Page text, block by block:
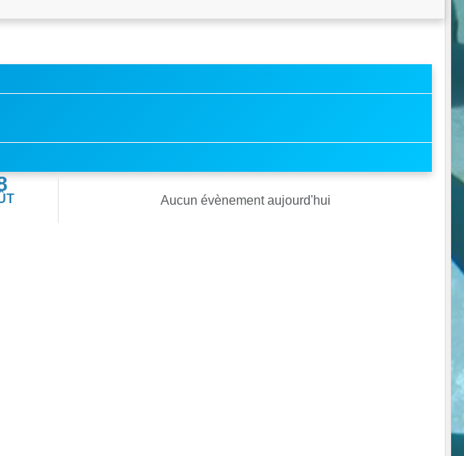
Aucun évènement aujourd'hui